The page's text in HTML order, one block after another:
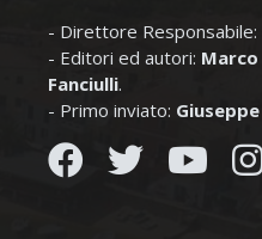
- Direttore Responsabile:
- Editori ed autori:
Fanciulli.
- Primo inviato: